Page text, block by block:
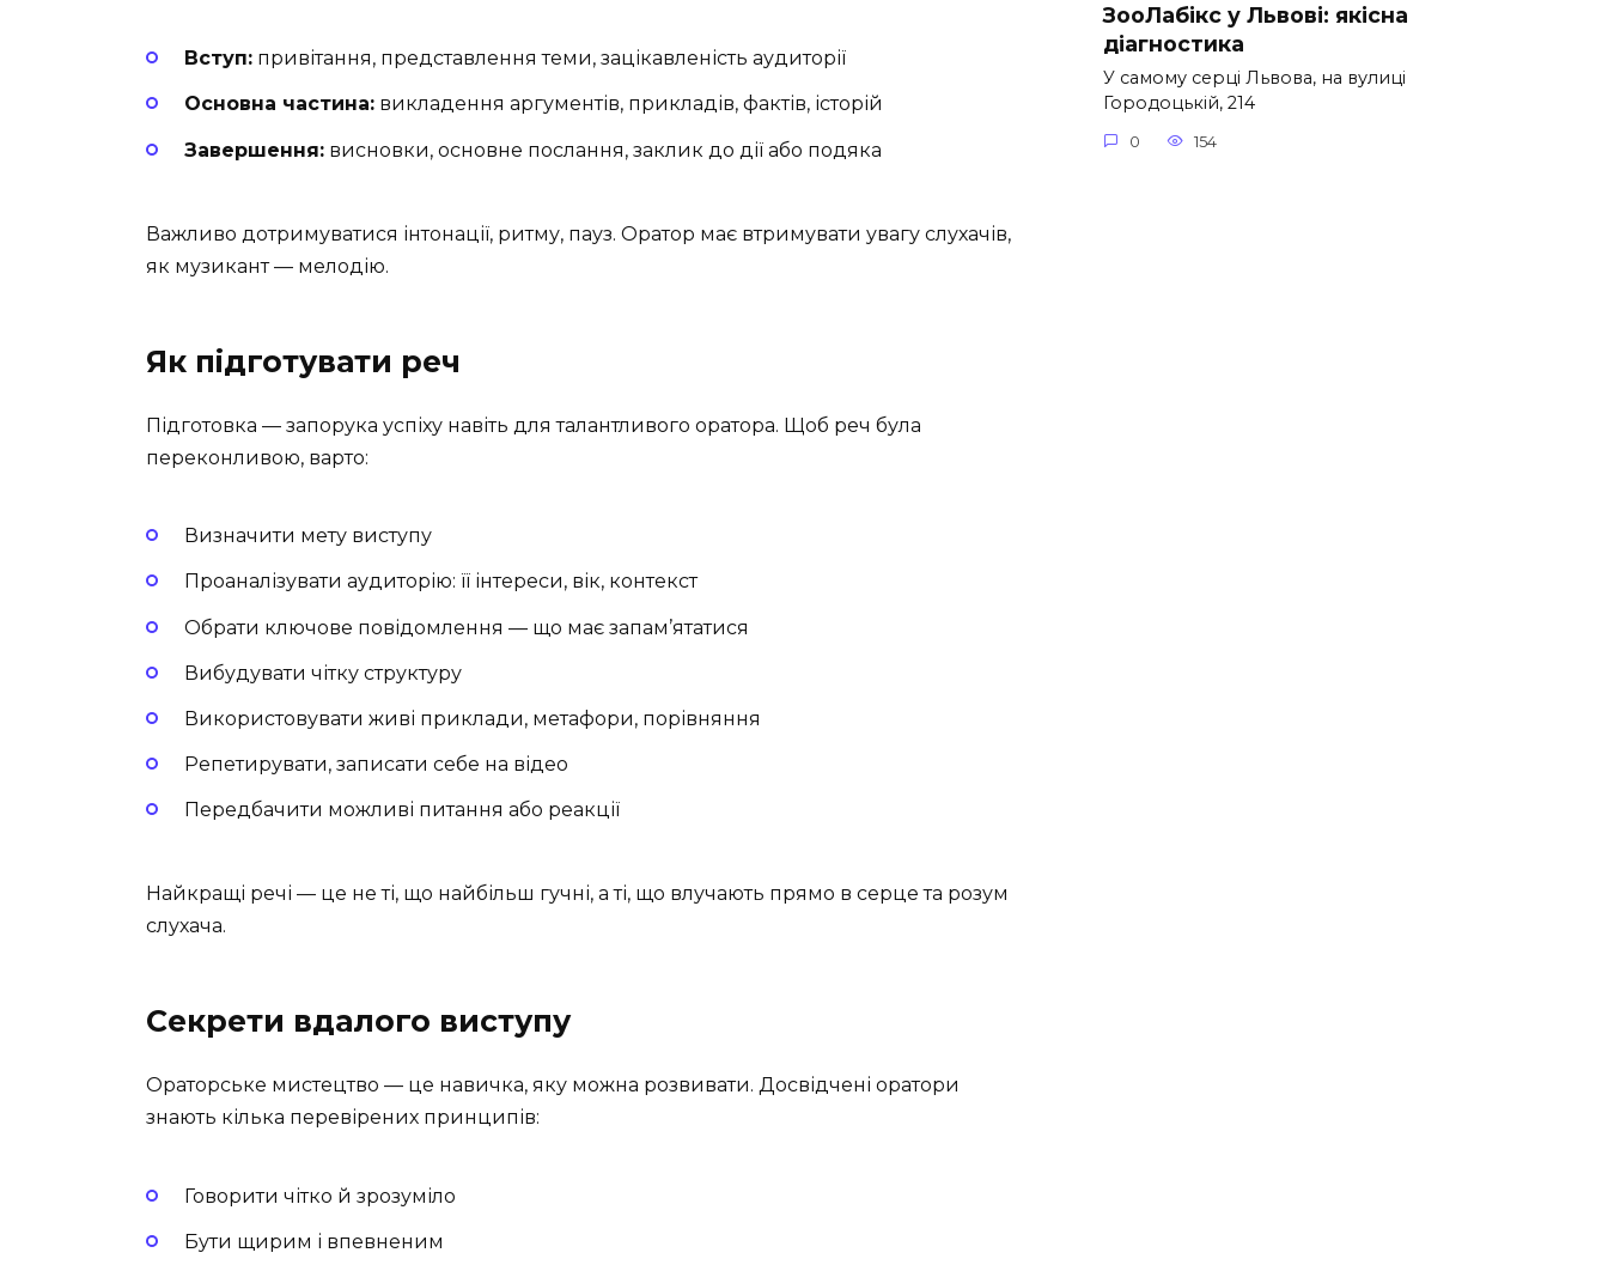
Вступ: привітання, представлення теми, зацікавленість аудиторії
Основна частина: викладення аргументів, прикладів, фактів, історій
Завершення: висновки, основне послання, заклик до дії або подяка
Важливо дотримуватися інтонації, ритму, пауз. Оратор має втримувати увагу слухачів,
як музикант — мелодію.
Як підготувати реч
Підготовка — запорука успіху навіть для талантливого оратора. Щоб реч була
переконливою, варто:
Визначити мету виступу
Проаналізувати аудиторію: її інтереси, вік, контекст
Обрати ключове повідомлення — що має запам’ятатися
Вибудувати чітку структуру
Використовувати живі приклади, метафори, порівняння
Репетирувати, записати себе на відео
Передбачити можливі питання або реакції
Найкращі речі — це не ті, що найбільш гучні, а ті, що влучають прямо в серце та розум
слухача.
Секрети вдалого виступу
Ораторське мистецтво — це навичка, яку можна розвивати. Досвідчені оратори
знають кілька перевірених принципів:
Говорити чітко й зрозуміло
Бути щирим і впевненим
ЗооЛабікс у Львові: якісна
діагностика
У самому серці Львова, на вулиці
Городоцькій, 214
0 154